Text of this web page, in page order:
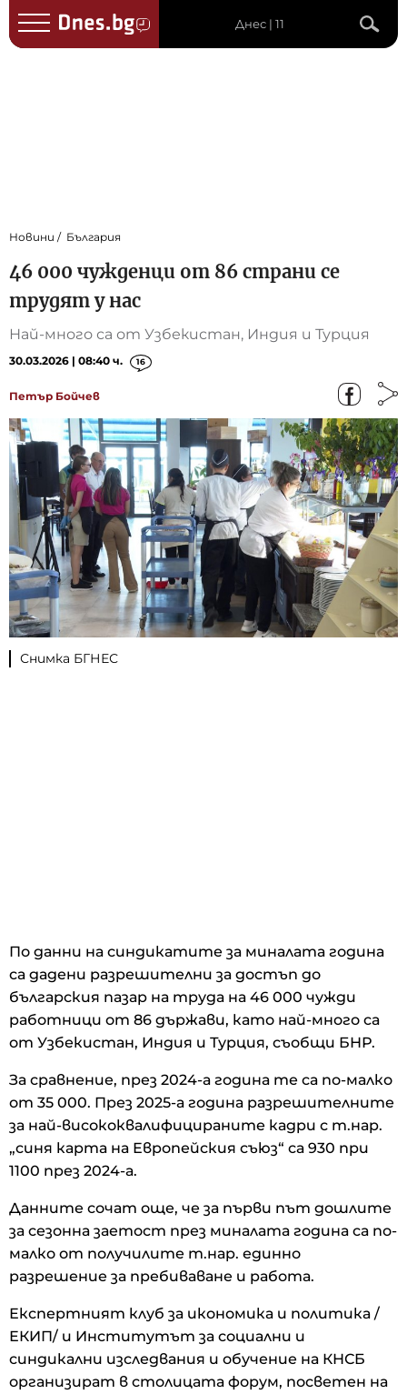
Днес | 11
Новини България
46 000 чужденци от 86 страни се
трудят у нас
Най-много са от Узбекистан, Индия и Турция
30.03.2026 | 08:40 ч. 16
Петър Бойчев
Снимка БГНЕС
По данни на синдикатите за миналата година
са дадени разрешителни за достъп до
българския пазар на труда на 46 000 чужди
работници от 86 държави, като най-много са
от Узбекистан, Индия и Турция, съобщи БНР.
За сравнение, през 2024-а година те са по-малко
от 35 000. През 2025-а година разрешителните
за най-висококвалифицираните кадри с т.нар.
„синя карта на Европейския съюз“ са 930 при
1100 през 2024-а.
Данните сочат още, че за първи път дошлите
за сезонна заетост през миналата година са по-
малко от получилите т.нар. единно
разрешение за пребиваване и работа.
Експертният клуб за икономика и политика /
ЕКИП/ и Институтът за социални и
синдикални изследвания и обучение на КНСБ
организират в столицата форум, посветен на